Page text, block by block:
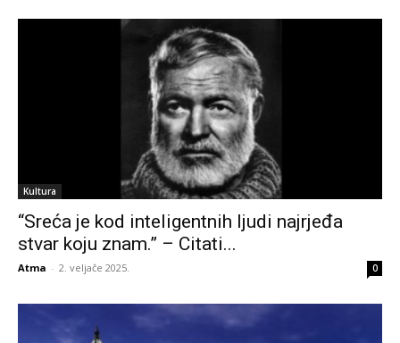
Kultura
“Sreća je kod inteligentnih ljudi najrjeđa
stvar koju znam.” – Citati...
Atma - 2. veljače 2025. 0